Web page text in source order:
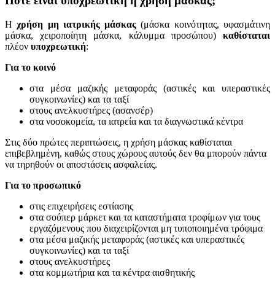
Ηχρήση μη ιατρικής μάσκας (μάσκα κοινότητας, υφασμάτινη
μάσκα, χειροποίητη μάσκα, κάλυμμα προσώπου) καθίσταται
πλέον υποχρεωτική:
Για το κοινό
στα μέσα μαζικής μεταφοράς (αστικές και υπεραστικές
συγκοινωνίες) και τα ταξί
στους ανελκυστήρες (ασανσέρ)
στα νοσοκομεία, τα ιατρεία και τα διαγνωστικά κέντρα
Στις δύο πρώτες περιπτώσεις, η χρήση μάσκας καθίσταται
επιβεβλημένη, καθώς στους χώρους αυτούς δεν θα μπορούν πάντα
να τηρηθούν οι αποστάσεις ασφαλείας.
Για το προσωπικό
στις επιχειρήσεις εστίασης
στα σούπερ μάρκετ και τα καταστήματα τροφίμων για τους
εργαζόμενους που διαχειρίζονται μη τυποποιημένα τρόφιμα
στα μέσα μαζικής μεταφοράς (αστικές και υπεραστικές
συγκοινωνίες) και τα ταξί
στους ανελκυστήρες
στα κομμωτήρια και τα κέντρα αισθητικής